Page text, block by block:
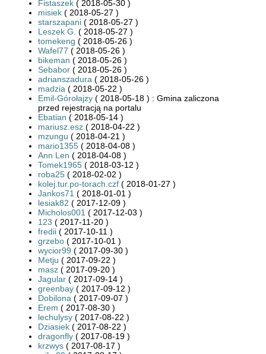
Fistaszek ( 2018-05-30 )
misiek ( 2018-05-27 )
starszapani ( 2018-05-27 )
Leszek G. ( 2018-05-27 )
tomekeng ( 2018-05-26 )
Wafel77 ( 2018-05-26 )
bikeman ( 2018-05-26 )
Sebabor ( 2018-05-26 )
adrianszadura ( 2018-05-26 )
madzia ( 2018-05-22 )
Emil-Górołajzy ( 2018-05-18 ) : Gmina zaliczona
przed rejestracją na portalu
Ebatian ( 2018-05-14 )
mariusz.esz ( 2018-04-22 )
mzungu ( 2018-04-21 )
mario1355 ( 2018-04-08 )
Ann Len ( 2018-04-08 )
Tomek1965 ( 2018-03-12 )
roba25 ( 2018-02-02 )
kolej.tur.po-torach.czf ( 2018-01-27 )
Jankos71 ( 2018-01-01 )
lesiak82 ( 2017-12-09 )
Micholos001 ( 2017-12-03 )
123 ( 2017-11-20 )
fredii ( 2017-10-11 )
grzebo ( 2017-10-01 )
wycior99 ( 2017-09-30 )
Metju ( 2017-09-22 )
masz ( 2017-09-20 )
Jagular ( 2017-09-14 )
greenbay ( 2017-09-12 )
Dobilona ( 2017-09-07 )
Erem ( 2017-08-30 )
lechulysy ( 2017-08-22 )
Dziasiek ( 2017-08-22 )
dragonfly ( 2017-08-19 )
krzwys ( 2017-08-17 )